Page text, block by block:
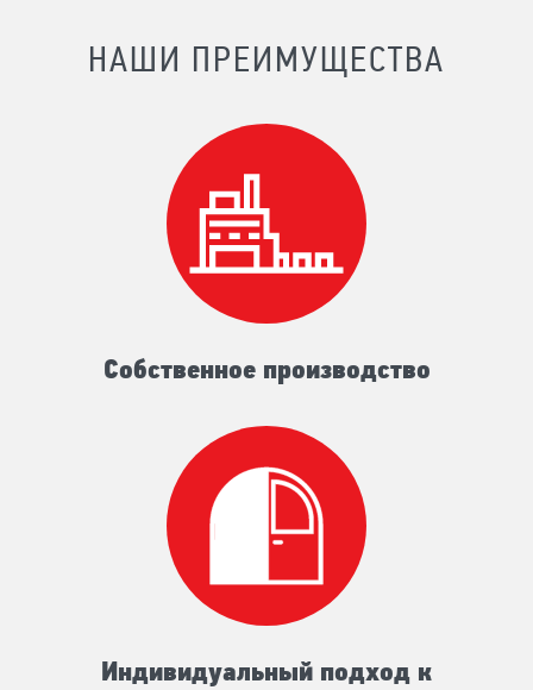
НАШИ ПРЕИМУЩЕСТВА
Собственное производство
Индивидуальный подход к